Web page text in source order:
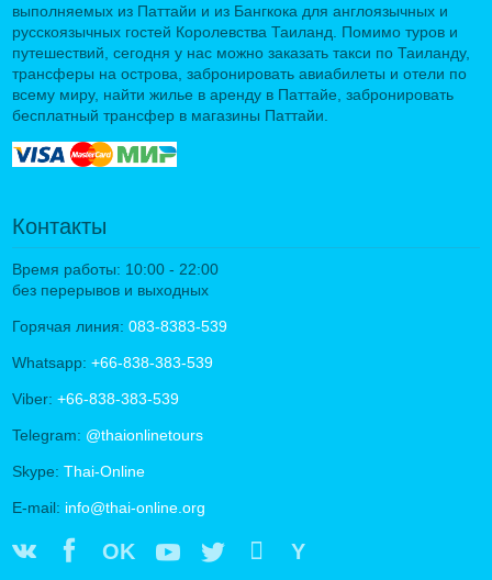
выполняемых из Паттайи и из Бангкока для англоязычных и
русскоязычных гостей Королевства Таиланд. Помимо туров и
путешествий, сегодня у нас можно заказать такси по Таиланду,
трансферы на острова, забронировать авиабилеты и отели по
всему миру, найти жилье в аренду в Паттайе, забронировать
бесплатный трансфер в магазины Паттайи.
Контакты
Время работы: 10:00 - 22:00
без перерывов и выходных
Горячая линия: 083-8383-539
Whatsapp: +66-838-383-539
Viber: +66-838-383-539
Telegram: @thaionlinetours
Skype: Thai-Online
E-mail: info@thai-online.org
OK Y